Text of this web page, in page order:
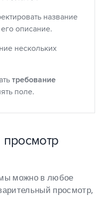
название
описание.
нескольких
требование
поле.
можно в любое
просмотр,